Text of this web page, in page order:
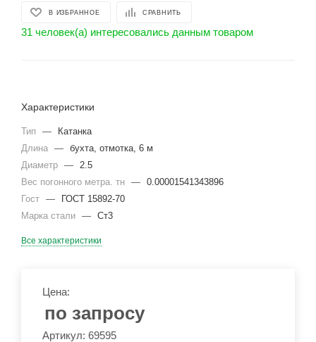
В ИЗБРАННОЕ СРАВНИТЬ
31 человек(а) интересовались данным товаром
Характеристики
Тип —
Катанка
Длина — бухта, отмотка, 6 м
Диаметр — 2.5
Вес погонного метра. тн — 0.00001541343896
Гост —
ГОСТ 15892-70
Марка стали — Ст3
Все характеристики
Цена:
по запросу
Артикул: 69595